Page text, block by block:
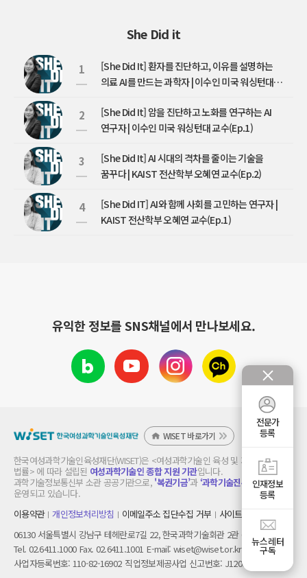
She Did it
1
[She Did It] 환자를 진단하고, 이유를 설명하는
의료 AI를 만드는 과학자 | 이수인 미국 워싱턴대
2
[She Did It] 암을 진단하고 노화를 연구하는 AI
연구자 | 이수인 미국 워싱턴대 교수(Ep.1)
3
[She Did It] AI 시대의 격차를 줄이는 기술을
꿈꾸다 | KAIST 전산학부 오혜연 교수(Ep.2)
4
[She Did IT] AI와 함께 사회를 고민하는 연구자 |
KAIST 전산학부 오혜연 교수(Ep.1)
유익한 정보를 SNS채널에서 만나보세요.
블
로
유
튜
인
스
카
카
WISET 바로가기
한국여성과학기술인육성재단(WISET)은 <여성과학기술인 육성 및 지원에 관한
법률> 에 따라 설립된 여성과학기술인 종합 지원 기관입니다.
과학기술정보통신부 소관 공공기관으로, '복권기금’과 ‘과학기술진흥기금’으로
운영되고 있습니다.
이용약관 개인정보처리방침 이메일주소 집단수집 거부
사이트 맵
06130 서울특별시 강남구 테헤란로7길 22, 한국과학기술회관 2관 6층
Tel. 02.6411.1000 Fax. 02.6411.1001 E-mail: wiset@wiset.or.kr
사업자등록번호: 110-82-16902 직업정보제공사업 신고번호: J1200320140014
전문가
등록
인재정보
등록
뉴스레터
구독